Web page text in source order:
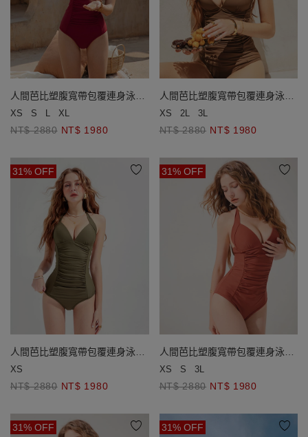
人間芭比塑腹寬帶包覆連身泳衣
(厚杯款)
XS S L XL
NT$ 2880 NT$ 1980
人間芭比塑腹寬帶包覆連身泳衣
(厚杯款)
XS 2L 3L
NT$ 2880 NT$ 1980
31% OFF
人間芭比塑腹寬帶包覆連身泳衣
(厚杯款)
XS
NT$ 2880 NT$ 1980
31% OFF
人間芭比塑腹寬帶包覆連身泳衣
(厚杯款)
XS S 3L
NT$ 2880 NT$ 1980
31% OFF 31% OFF